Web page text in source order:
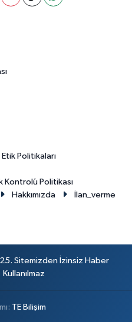
Politikaları
Kontrolü Politikası
Hakkımızda
İlan_verme
Sitemizden İzinsiz Haber
Kullanılmaz
TE Bilişim